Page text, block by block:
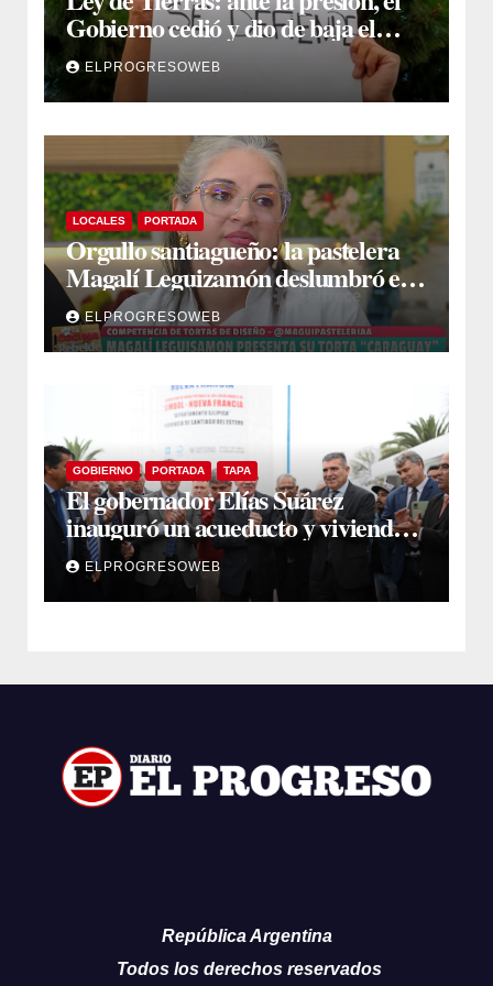
Gobierno cedió y dio de baja el
capítulo de la polémica
ELPROGRESOWEB
LOCALES PORTADA
Orgullo santiagueño: la pastelera
Magalí Leguizamón deslumbró en
Canal 13 con su torta “Caraguay” y
ganó la competencia
ELPROGRESOWEB
GOBIERNO PORTADA TAPA
El gobernador Elías Suárez
inauguró un acueducto y viviendas
sociales en El Simbol y Nueva
Francia
ELPROGRESOWEB
República Argentina
Todos los derechos reservados